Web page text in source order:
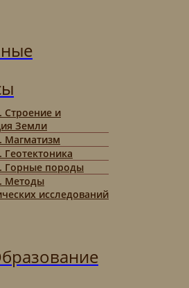
Строение и
Земли
Магматизм
Горные породы
Методы
исследований